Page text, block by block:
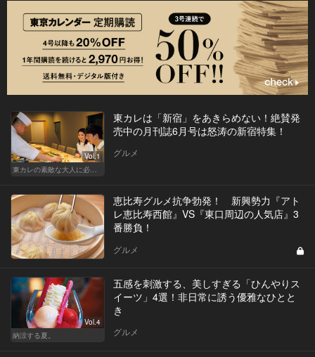
Vol.1
東カレの素敵な大人に必要なこと
東カレは「新宿」をあきらめない！絶賛発
売中の月刊誌6月号は怒涛の新宿特集！
グルメ
恵比寿グルメ抗争勃発！ 新興勢力『アト
レ恵比寿西館』VS『東口周辺の人気店』3
番勝負！
グルメ
Vol.4
納涼する夏。
五感を刺激する、美しすぎる「ひんやりス
イーツ」4選！非日常に誘う優雅なひとと
き
グルメ